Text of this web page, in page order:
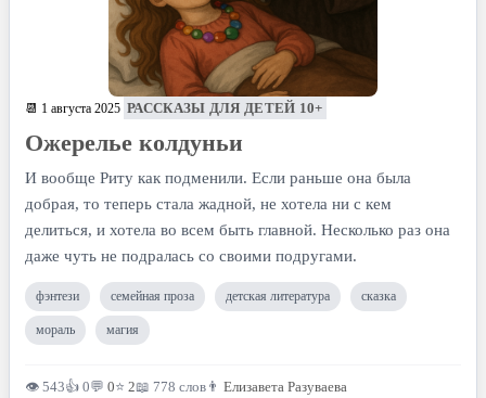
📆 1 августа 2025 РАССКАЗЫ ДЛЯ ДЕТЕЙ 10+
Ожерелье колдуньи
И вообще Риту как подменили. Если раньше она была
добрая, то теперь стала жадной, не хотела ни с кем
делиться, и хотела во всем быть главной. Несколько раз она
даже чуть не подралась со своими подругами.
фэнтези семейная проза детская литература сказка
мораль магия
👁 543👍 0💬 0⭐ 2📖 778 слов 👨 Елизавета Разуваева